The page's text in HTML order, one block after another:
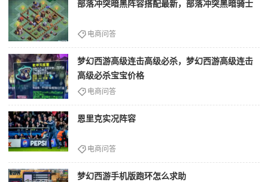
部落冲突暗黑阵容搭配最新，部落冲突黑暗骑士
电商问答
梦幻西游高级连击高级必杀，梦幻西游高级连击
高级必杀宝宝价格
电商问答
恩里克实况阵容
电商问答
梦幻西游手机版跑环怎么求助